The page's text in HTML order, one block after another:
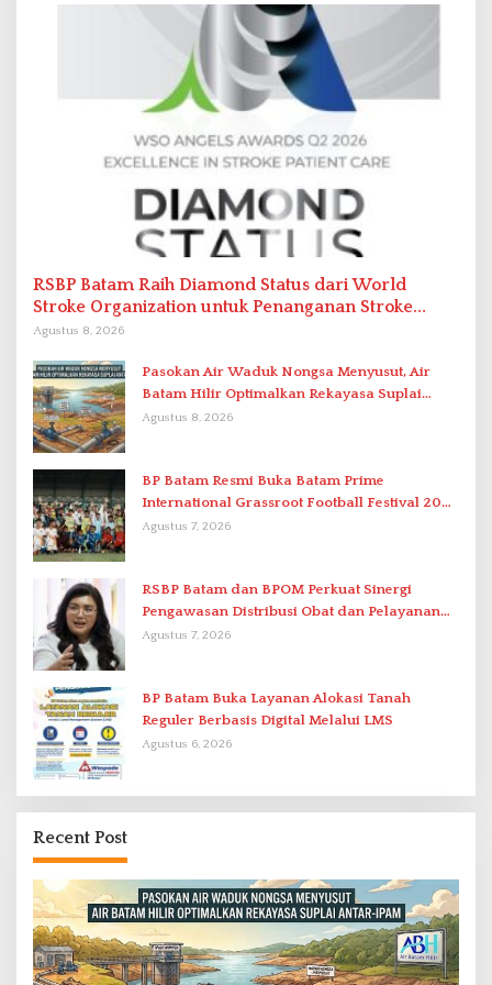
RSBP Batam Raih Diamond Status dari World
Stroke Organization untuk Penanganan Stroke
Berstandar Internasional
Agustus 8, 2026
Pasokan Air Waduk Nongsa Menyusut, Air
Batam Hilir Optimalkan Rekayasa Suplai
Antar-IPAM
Agustus 8, 2026
BP Batam Resmi Buka Batam Prime
International Grassroot Football Festival 2026
di Stadion Temenggung Abdul Jamal
Agustus 7, 2026
RSBP Batam dan BPOM Perkuat Sinergi
Pengawasan Distribusi Obat dan Pelayanan
Kefarmasian
Agustus 7, 2026
BP Batam Buka Layanan Alokasi Tanah
Reguler Berbasis Digital Melalui LMS
Agustus 6, 2026
Recent Post